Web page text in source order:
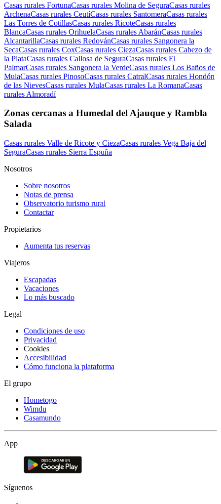
Casas rurales FortunaCasas rurales Molina de SeguraCasas rurales
ArchenaCasas rurales CeutíCasas rurales SantomeraCasas rurales
Las Torres de CotillasCasas rurales RicoteCasas rurales
BlancaCasas rurales OrihuelaCasas rurales AbaránCasas rurales
AlcantarillaCasas rurales RedovánCasas rurales Sangonera la
SecaCasas rurales CoxCasas rurales CiezaCasas rurales Cabezo de
la PlataCasas rurales Callosa de SeguraCasas rurales El
PalmarCasas rurales Sangonera la VerdeCasas rurales Los Baños de
MulaCasas rurales PinosoCasas rurales CatralCasas rurales Hondón
de las NievesCasas rurales MulaCasas rurales La RomanaCasas
rurales Almoradí
Zonas cercanas a Humedal del Ajauque y Rambla
Salada
Casas rurales Valle de Ricote y CiezaCasas rurales Vega Baja del
SeguraCasas rurales Sierra Espuña
Nosotros
Sobre nosotros
Notas de prensa
Observatorio turismo rural
Contactar
Propietarios
Aumenta tus reservas
Viajeros
Escapadas
Vacaciones
Lo más buscado
Legal
Condiciones de uso
Privacidad
Cookies
Accesibilidad
Cómo funciona la plataforma
El grupo
Hometogo
Wimdu
Casamundo
App
Síguenos